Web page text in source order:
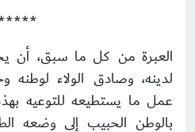
العبرة من كل ما سبق،
لدينه، وصادق الولاء
عمل ما يستطيعه للتوعيه
بالوطن الحبيب إلى وضعه